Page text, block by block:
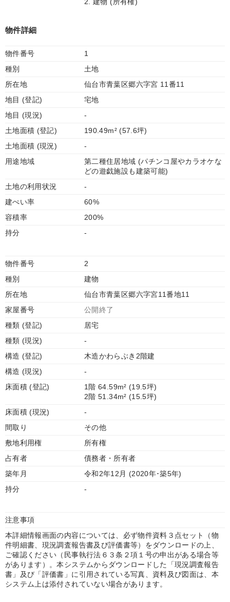
物件詳細
物件番号
1
種別
土地
所在地
仙台市青葉区郷六字宮 11番11
地目 (登記)
宅地
地目 (現況)
-
土地面積 (登記)
190.49m² (57.6坪)
土地面積 (現況)
-
用途地域
第二種住居地域 (パチンコ屋やカラオケな
どの遊戯施設も建築可能)
土地の利用状況
-
建ぺい率
60%
容積率
200%
持分
-
物件番号
2
種別
建物
所在地
仙台市青葉区郷六字宮11番地11
家屋番号
公開終了
種類 (登記)
居宅
種類 (現況)
-
構造 (登記)
木造かわらぶき2階建
構造 (現況)
-
床面積 (登記)
1階 64.59m² (19.5坪)
2階 51.34m² (15.5坪)
床面積 (現況)
-
間取り
その他
敷地利用権
所有権
占有者
債務者・所有者
築年月
令和2年12月 (2020年･築5年)
持分
-
注意事項
本詳細情報画面の内容については、必ず物件資料３点セット（物
件明細書、現況調査報告書及び評価書等）をダウンロードの上、
ご確認ください（民事執行法６３条２項１号の申出がある場合等
があります）。本システムからダウンロードした「現況調査報告
書」及び「評価書」に引用されている写真、資料及び図面は、本
システム上は添付されていない場合があります。